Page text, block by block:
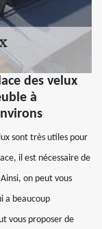
des velux
à
sont très utiles pour
il est nécessaire de
on peut vous
a beaucoup
vous proposer de